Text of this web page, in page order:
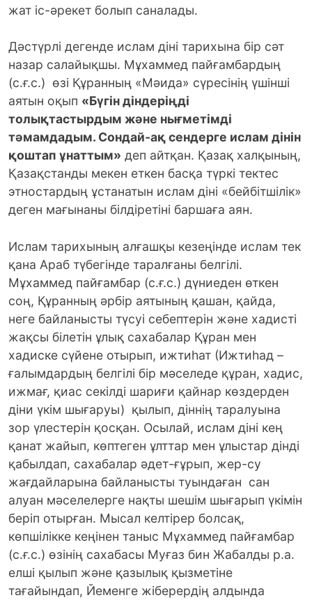
жат іс-әрекет болып саналады.
Дәстүрлі дегенде ислам діні тарихына бір сәт
назар салайықшы. Мұхаммед пайғамбардың
(с.ғ.с.) өзі Құранның «Мәида» сүресінің үшінші
аятын оқып «Бүгін діндеріңді
толықтастырдым және нығметімді
тәмамдадым. Сондай-ақ сендерге ислам дінін
қоштап ұнаттым» деп айтқан. Қазақ халқының,
Қазақстанды мекен еткен басқа түркі тектес
этностардың ұстанатын ислам діні «бейбітшілік»
деген мағынаны білдіретіні баршаға аян.
Ислам тарихының алғашқы кезеңінде ислам тек
қана Араб түбегінде таралғаны белгілі.
Мұхаммед пайғамбар (с.ғ.с.) дүниеден өткен
соң, Құранның әрбір аятының қашан, қайда,
неге байланысты түсуі себептерін және хадисті
жақсы білетін ұлық сахабалар Құран мен
хадиске сүйене отырып, ижтиһат (Ижтиһад –
ғалымдардың белгілі бір мәселеде құран, хадис,
ижмағ, қиас секілді шариғи қайнар көздерден
діни үкім шығаруы) қылып, діннің таралуына
зор үлестерін қосқан. Осылай, ислам діні кең
қанат жайып, көптеген ұлттар мен ұлыстар дінді
қабылдап, сахабалар әдет-ғұрып, жер-су
жағдайларына байланысты туындаған сан
алуан мәселелерге нақты шешім шығарып үкімін
беріп отырған. Мысал келтірер болсақ,
көпшілікке кеңінен таныс Мұхаммед пайғамбар
(с.ғ.с.) өзінің сахабасы Муғаз бин Жабалды р.а.
елші қылып және қазылық қызметіне
тағайындап, Йеменге жіберердің алдында